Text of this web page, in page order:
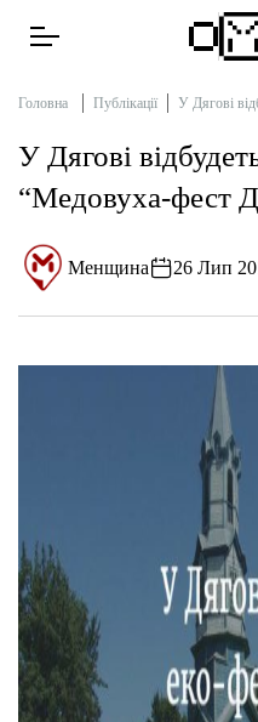
Новини
Інтерв’ю
Тендери
Довідник
Головна Публікації У Дягові
У Дягові
“Медовуха-фест
Менщина 26 Лип